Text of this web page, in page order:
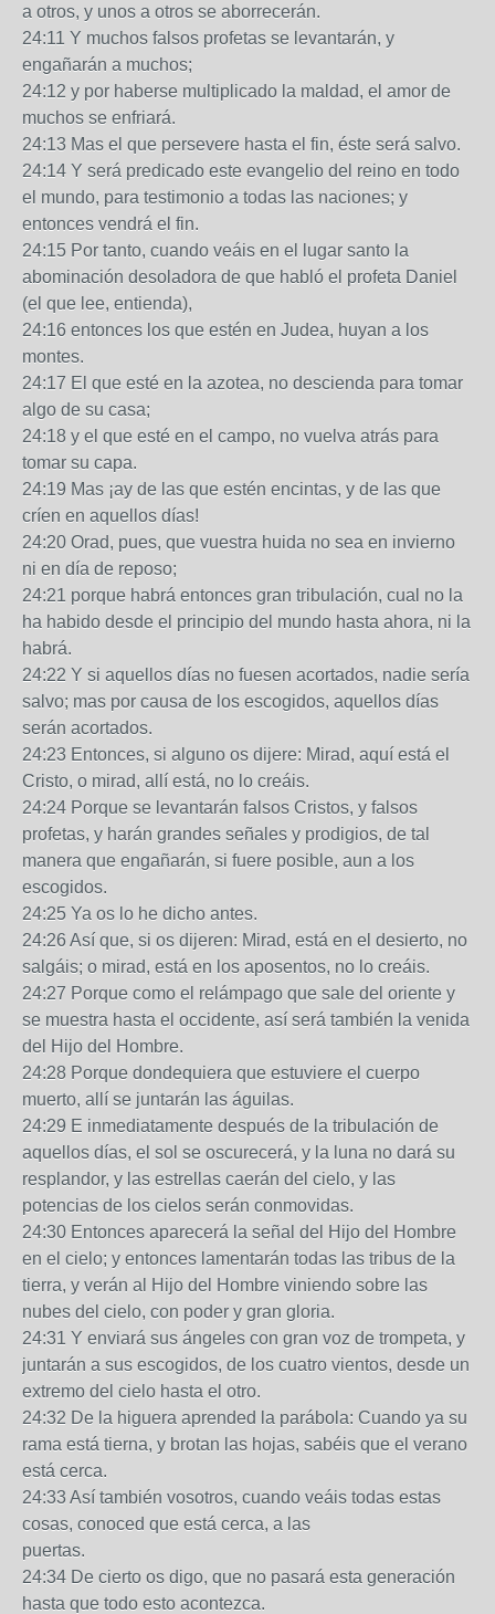
a otros, y unos a otros se aborrecerán.
24:11 Y muchos falsos profetas se levantarán, y
engañarán a muchos;
24:12 y por haberse multiplicado la maldad, el amor de
muchos se enfriará.
24:13 Mas el que persevere hasta el fin, éste será salvo.
24:14 Y será predicado este evangelio del reino en todo
el mundo, para testimonio a todas las naciones; y
entonces vendrá el fin.
24:15 Por tanto, cuando veáis en el lugar santo la
abominación desoladora de que habló el profeta Daniel
(el que lee, entienda),
24:16 entonces los que estén en Judea, huyan a los
montes.
24:17 El que esté en la azotea, no descienda para tomar
algo de su casa;
24:18 y el que esté en el campo, no vuelva atrás para
tomar su capa.
24:19 Mas ¡ay de las que estén encintas, y de las que
críen en aquellos días!
24:20 Orad, pues, que vuestra huida no sea en invierno
ni en día de reposo;
24:21 porque habrá entonces gran tribulación, cual no la
ha habido desde el principio del mundo hasta ahora, ni la
habrá.
24:22 Y si aquellos días no fuesen acortados, nadie sería
salvo; mas por causa de los escogidos, aquellos días
serán acortados.
24:23 Entonces, si alguno os dijere: Mirad, aquí está el
Cristo, o mirad, allí está, no lo creáis.
24:24 Porque se levantarán falsos Cristos, y falsos
profetas, y harán grandes señales y prodigios, de tal
manera que engañarán, si fuere posible, aun a los
escogidos.
24:25 Ya os lo he dicho antes.
24:26 Así que, si os dijeren: Mirad, está en el desierto, no
salgáis; o mirad, está en los aposentos, no lo creáis.
24:27 Porque como el relámpago que sale del oriente y
se muestra hasta el occidente, así será también la venida
del Hijo del Hombre.
24:28 Porque dondequiera que estuviere el cuerpo
muerto, allí se juntarán las águilas.
24:29 E inmediatamente después de la tribulación de
aquellos días, el sol se oscurecerá, y la luna no dará su
resplandor, y las estrellas caerán del cielo, y las
potencias de los cielos serán conmovidas.
24:30 Entonces aparecerá la señal del Hijo del Hombre
en el cielo; y entonces lamentarán todas las tribus de la
tierra, y verán al Hijo del Hombre viniendo sobre las
nubes del cielo, con poder y gran gloria.
24:31 Y enviará sus ángeles con gran voz de trompeta, y
juntarán a sus escogidos, de los cuatro vientos, desde un
extremo del cielo hasta el otro.
24:32 De la higuera aprended la parábola: Cuando ya su
rama está tierna, y brotan las hojas, sabéis que el verano
está cerca.
24:33 Así también vosotros, cuando veáis todas estas
cosas, conoced que está cerca, a las
puertas.
24:34 De cierto os digo, que no pasará esta generación
hasta que todo esto acontezca.